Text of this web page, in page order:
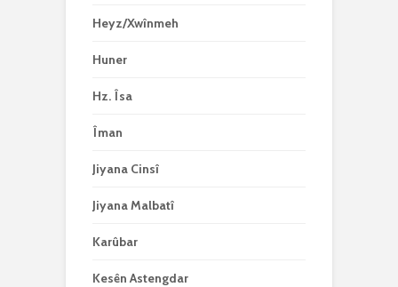
Heyz/Xwînmeh
Huner
Hz. Îsa
Îman
Jiyana Cinsî
Jiyana Malbatî
Karûbar
Kesên Astengdar